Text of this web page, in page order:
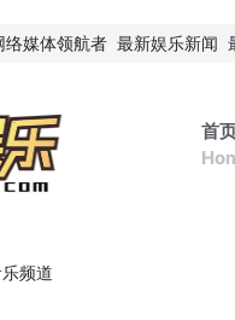
媒体领航者 最新娱乐新闻
首
频道